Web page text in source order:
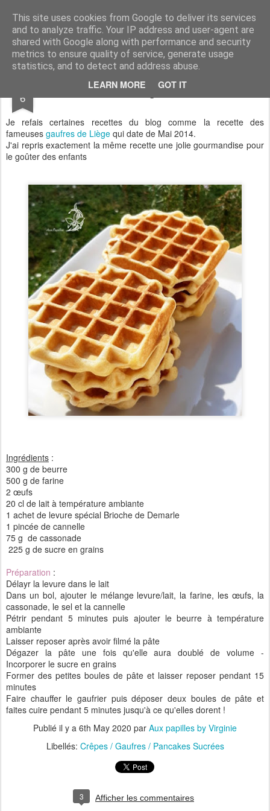
This site uses cookies from Google to deliver its services
and to analyze traffic. Your IP address and user-agent are
shared with Google along with performance and security
metrics to ensure quality of service, generate usage
statistics, and to detect and address abuse.
LEARN MORE GOT IT
Aux papilles by Virginie
6 Gaufres liégeoises 2.0
Je refais certaines recettes du blog comme la recette des
fameuses gaufres de Liège qui date de Mai 2014.
J'ai repris exactement la même recette une jolie gourmandise pour
le goûter des enfants
Ingrédients :
300 g de beurre
500 g de farine
2 œufs
20 cl de lait à température ambiante
1 achet de levure spécial Brioche de Demarle
1 pincée de cannelle
75 g de cassonade
225 g de sucre en grains
Préparation :
Délayr la levure dans le lait
Dans un bol, ajouter le mélange levure/lait, la farine, les œufs, la
cassonade, le sel et la cannelle
Pétrir pendant 5 minutes puis ajouter le beurre à température
ambiante
Laisser reposer après avoir filmé la pâte
Dégazer la pâte une fois qu'elle aura doublé de volume -
Incorporer le sucre en grains
Former des petites boules de pâte et laisser reposer pendant 15
minutes
Faire chauffer le gaufrier puis déposer deux boules de pâte et
faites cuire pendant 5 minutes jusqu'à ce qu'elles dorent !
Publié il y a 6th May 2020 par Aux papilles by Virginie
Libellés: Crêpes / Gaufres / Pancakes Sucrées
3 Afficher les commentaires